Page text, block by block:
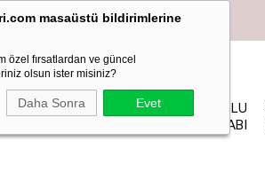
masaüstü bildirimlerine
özel fırsatlardan ve güncel
olsun ister misiniz?
Daha Sonra Evet
STİLETTO MAKOSEN
TOPUKLU
AYAKKABI